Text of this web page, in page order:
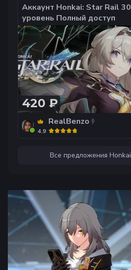
Аккаунт Honkai: Star Rail 30
уровень Полный доступ
420 ₽
RealBenzo
4.9
Все предложения